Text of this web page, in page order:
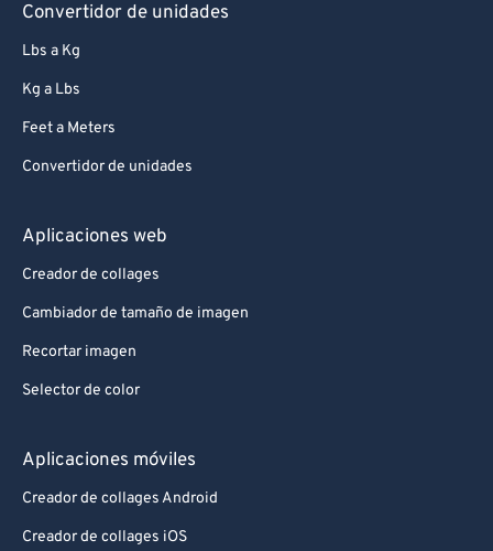
Convertidor de unidades
Lbs a Kg
Kg a Lbs
Feet a Meters
Convertidor de unidades
Aplicaciones web
Creador de collages
Cambiador de tamaño de imagen
Recortar imagen
Selector de color
Aplicaciones móviles
Creador de collages Android
Creador de collages iOS